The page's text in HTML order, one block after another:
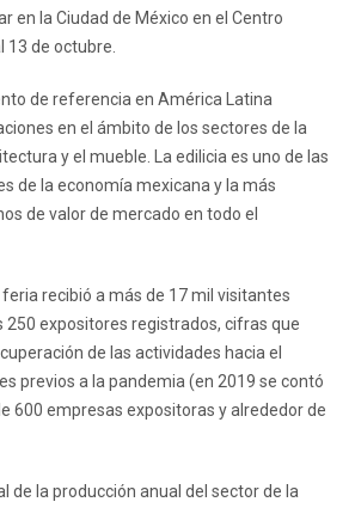
en la Ciudad de México en el Centro
13 de octubre.
de referencia en América Latina
en el ámbito de los sectores de la
y el mueble. La edilicia es uno de las
de la economía mexicana y la más
de valor de mercado en todo el
feria recibió a más de 17 mil visitantes
expositores registrados, cifras que
de las actividades hacia el
previos a la pandemia (en 2019 se contó
600 empresas expositoras y alrededor de
de la producción anual del sector de la